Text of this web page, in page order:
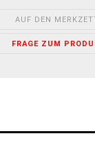
AUF DEN
FRAGE ZUM